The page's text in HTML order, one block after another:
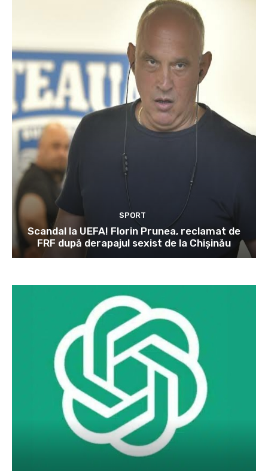
SPORT
Scandal la UEFA! Florin Prunea, reclamat de
FRF după derapajul sexist de la Chișinău